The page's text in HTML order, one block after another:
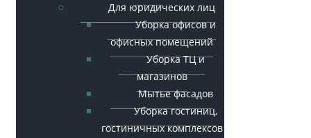
Для юридических лиц
Уборка офисов и
офисных помещений
Уборка ТЦ и
магазинов
Мытье фасадов
Уборка гостиниц,
гостиничных комплексов